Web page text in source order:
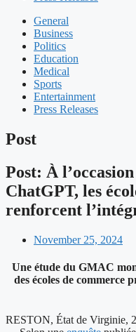
General
Business
Politics
Education
Medical
Sports
Entertainment
Press Releases
Post
Post: À
ChatGPT, les
renforcent
November 25, 2024
Une étude du GMAC
des écoles de commerce
RESTON, État de Virginie,